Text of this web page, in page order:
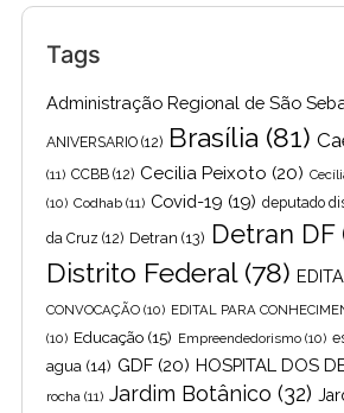
Tags
Administração Regional de São
ANIVERSARIO (12) Brasília (81)
(11) CCBB (12) Cecilia Peixoto (20)
(10) Codhab (11) Covid-19 (19) deputado
da Cruz (12) Detran (13) Detran DF
Distrito Federal(78)
CONVOCAÇÃO (10) EDITAL PARA
(10) Educação (15) Empreendedorismo (10)
agua (14) GDF (20) HOSPITAL DOS
rocha (11) Jardim Botânico (32)